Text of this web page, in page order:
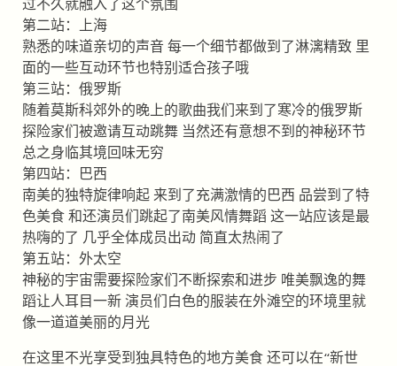
过不久就融入了这个氛围
第二站：上海
熟悉的味道亲切的声音 每一个细节都做到了淋漓精致 里
面的一些互动环节也特别适合孩子哦
第三站：俄罗斯
随着莫斯科郊外的晚上的歌曲我们来到了寒冷的俄罗斯
探险家们被邀请互动跳舞 当然还有意想不到的神秘环节
总之身临其境回味无穷
第四站：巴西
南美的独特旋律响起 来到了充满激情的巴西 品尝到了特
色美食 和还演员们跳起了南美风情舞蹈 这一站应该是最
热嗨的了 几乎全体成员出动 简直太热闹了
第五站：外太空
神秘的宇宙需要探险家们不断探索和进步 唯美飘逸的舞
蹈让人耳目一新 演员们白色的服装在外滩空的环境里就
像一道道美丽的月光
在这里不光享受到独具特色的地方美食 还可以在“新世